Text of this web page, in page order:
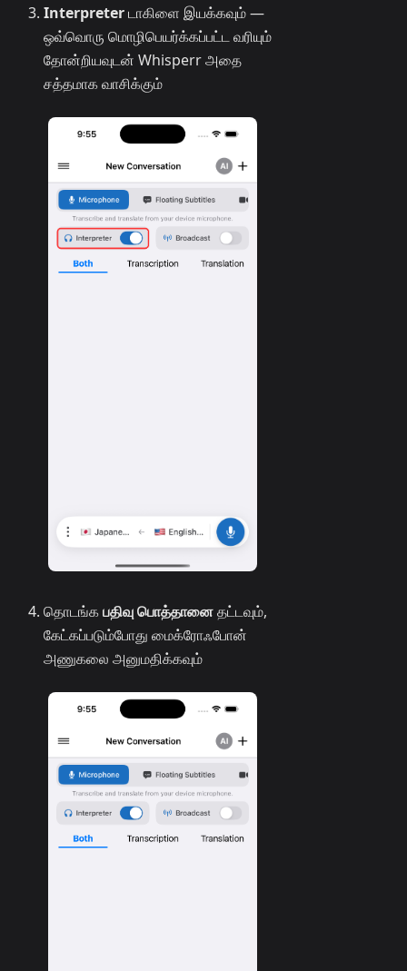
Interpreterடாகிளை இயக்கவும் —
ஒவ்வொரு மொழிபெயர்க்கப்பட்ட வரியும்
தோன்றியவுடன் Whisperr அதை
சத்தமாக வாசிக்கும்
தொடங்கபதிவு பொத்தானைதட்டவும்,
கேட்கப்படும்போது மைக்ரோஃபோன்
அணுகலை அனுமதிக்கவும்